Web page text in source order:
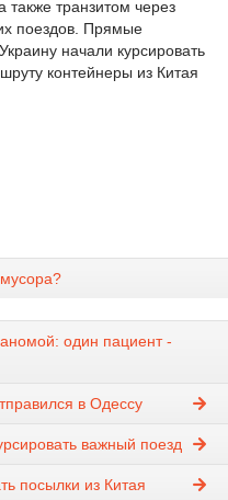
также транзитом через
поездов. Прямые
начали курсировать
контейнеры из Китая
мусора?
один пациент -
в Одессу
важный поезд
посылки из Китая